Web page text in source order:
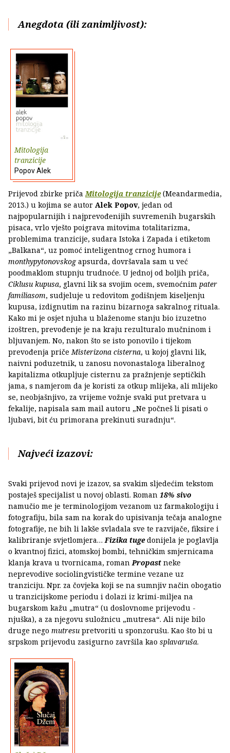
Anegdota (ili zanimljivost):
Mitologija
tranzicije
Popov Alek
Prijevod zbirke priča Mitologija tranzicije (Meandarmedia,
2013.) u kojima se autor Alek Popov, jedan od
najpopularnijih i najprevođenijih suvremenih bugarskih
pisaca, vrlo vješto poigrava mitovima totalitarizma,
problemima tranzicije, sudara Istoka i Zapada i etiketom
„Balkana“, uz pomoć inteligentnog crnog humora i
monthypytonovskogapsurda, dovršavala sam u već
poodmaklom stupnju trudnoće. U jednoj od boljih priča,
Ciklusu kupusa, glavni lik sa svojim ocem, svemoćnim pater
familiasom, sudjeluje u redovitom godišnjem kiseljenju
kupusa, izdignutim na razinu bizarnoga sakralnog rituala.
Kako mi je osjet njuha u blaženome stanju bio izuzetno
izoštren, prevođenje je na kraju rezulturalo mučninom i
bljuvanjem. No, nakon što se isto ponovilo i tijekom
prevođenja pričeMisterizona cisterna, u kojoj glavni lik,
naivni poduzetnik, u zanosu novonastaloga liberalnog
kapitalizma otkupljuje cisternu za pražnjenje septičkih
jama, s namjerom da je koristi za otkup mlijeka, ali mlijeko
se, neobjašnjivo, za vrijeme vožnje svaki put pretvara u
fekalije, napisala sam mail autoru „Ne počneš li pisati o
ljubavi, bit ću primorana prekinuti suradnju“.
Najveći izazovi:
Svaki prijevod novi je izazov, sa svakim sljedećim tekstom
postaješ specijalist u novoj oblasti. Roman 18% sivo
namučio me je terminologijom vezanom uz farmakologiju i
fotografiju, bila sam na korak do upisivanja tečaja analogne
fotografije, ne bih li lakše svladala sve te razvijače, fiksire i
kalibriranje svjetlomjera…Fizika tugedonijela je poglavlja
o kvantnoj fizici, atomskoj bombi, tehničkim smjernicama
klanja krava u tvornicama, romanPropast neke
neprevodive sociolingvističke termine vezane uz
tranziciju. Npr. za čovjeka koji se na sumnjiv način obogatio
u tranzicijskome periodu i dolazi iz krimi-miljea na
bugarskom kažu „mutra“ (u doslovnome prijevodu -
njuška), a za njegovu suložnicu „mutresa“. Ali nije bilo
druge nego mutresu pretvoriti u sponzorušu. Kao što bi u
srpskom prijevodu zasigurno završila kao splavaruša.